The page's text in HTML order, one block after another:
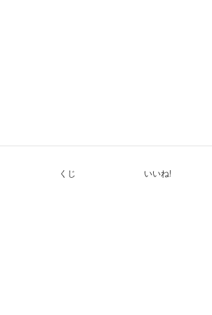
くじ いいね!